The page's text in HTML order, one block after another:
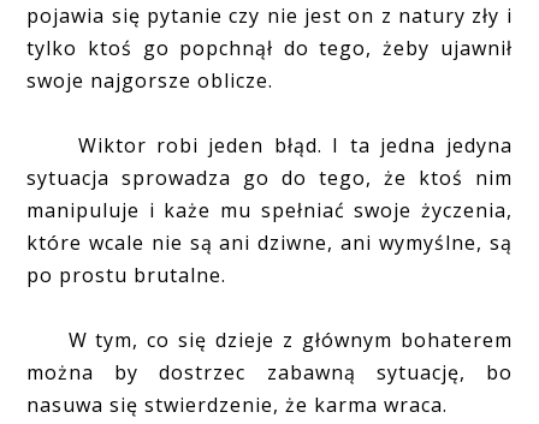
pojawia się pytanie czy nie jest on z natury zły i
tylko ktoś go popchnął do tego, żeby ujawnił
swoje najgorsze oblicze.
Wiktor robi jeden błąd. I ta jedna jedyna
sytuacja sprowadza go do tego, że ktoś nim
manipuluje i każe mu spełniać swoje życzenia,
które wcale nie są ani dziwne, ani wymyślne, są
po prostu brutalne.
W tym, co się dzieje z głównym bohaterem
można by dostrzec zabawną sytuację, bo
nasuwa się stwierdzenie, że karma wraca.